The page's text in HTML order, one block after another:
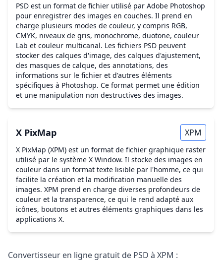
PSD est un format de fichier utilisé par Adobe Photoshop
pour enregistrer des images en couches. Il prend en
charge plusieurs modes de couleur, y compris RGB,
CMYK, niveaux de gris, monochrome, duotone, couleur
Lab et couleur multicanal. Les fichiers PSD peuvent
stocker des calques d'image, des calques d'ajustement,
des masques de calque, des annotations, des
informations sur le fichier et d'autres éléments
spécifiques à Photoshop. Ce format permet une édition
et une manipulation non destructives des images.
X PixMap XPM
X PixMap (XPM) est un format de fichier graphique raster
utilisé par le système X Window. Il stocke des images en
couleur dans un format texte lisible par l'homme, ce qui
facilite la création et la modification manuelle des
images. XPM prend en charge diverses profondeurs de
couleur et la transparence, ce qui le rend adapté aux
icônes, boutons et autres éléments graphiques dans les
applications X.
Convertisseur en ligne gratuit de PSD à XPM :